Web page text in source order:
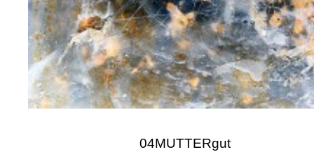
04MUTTERgut